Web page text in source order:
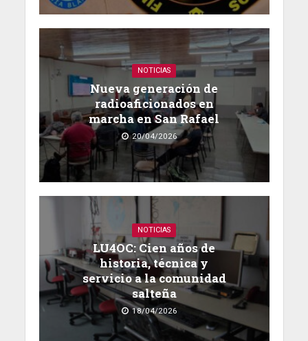
NOTICIAS
Nueva generación de
radioaficionados en
marcha en San Rafael
20/04/2026
NOTICIAS
LU4OC: Cien años de
historia, técnica y
servicio a la comunidad
salteña
18/04/2026